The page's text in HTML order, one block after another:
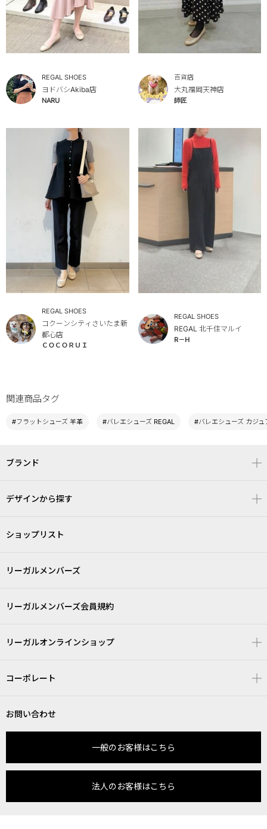
REGAL SHOES
ヨドバシAkiba店
NARU
百貨店
大丸福岡天神店
師匠
REGAL SHOES
コクーンシティさいたま新
都心店
ＣＯＣＯＲＵＩ
REGAL SHOES
REGAL 北千住マルイ
R－H
関連商品タグ
#フラットシューズ 羊革 #バレエシューズ REGAL #バレエシューズ カジュ
ブランド
デザインから探す
ショップリスト
リーガルメンバーズ
リーガルメンバーズ会員規約
リーガルオンラインショップ
コーポレート
お問い合わせ
一般のお客様はこちら
法人のお客様はこちら